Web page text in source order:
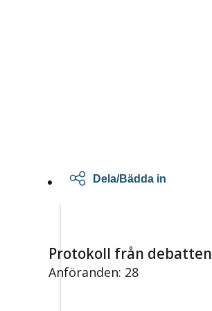
Dela/Bädda in
Protokoll från debatten
Anföranden: 28